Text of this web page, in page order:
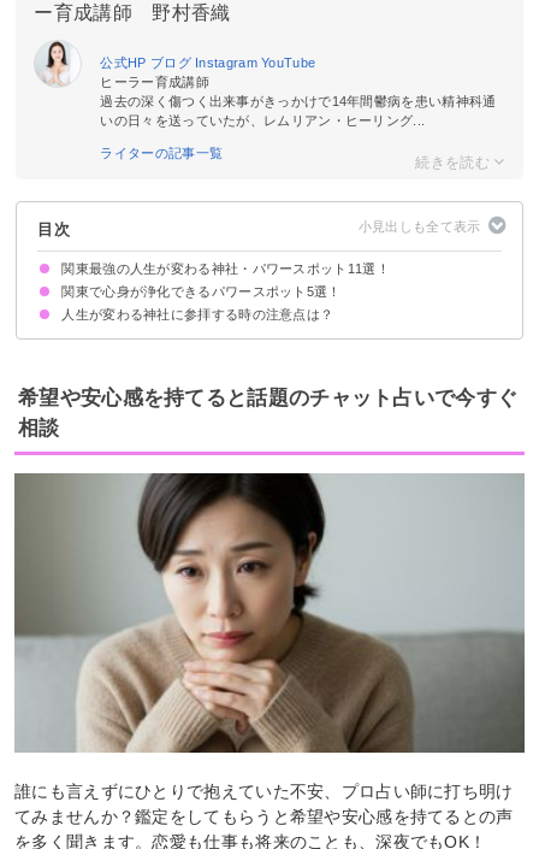
ー育成講師 野村香織
公式HP ブログ InstagramYouTube
ヒーラー育成講師
過去の深く傷つく出来事がきっかけで14年間鬱病を患い精神科通
いの日々を送っていたが、レムリアン・ヒーリング...
ライターの記事一覧
目次
関東最強の人生が変わる神社・パワースポット11選！
①三峯神社：埼玉県
②氷川神社：埼玉県
③東京大神宮：東京都
④小網神社：東京都
⑤鶴岡八幡宮：神奈川県
⑥寒川神社：神奈川県
⑦日光二荒山神社：栃木県
⑧赤城神社：群馬県
⑨香取神宮：千葉県
⑩鹿島神宮：茨城県
⑪大洗磯前神社：茨城県
関東で心身が浄化できるパワースポット5選！
①神戸岩（かのといわ）：東京都
②不二洞：群馬県
③亀岩の洞窟（濃溝の滝）：千葉県
④袋田の滝：茨城県
⑤吹割の滝：群馬県
人生が変わる神社に参拝する時の注意点は？
お参りしてはいけない日は避ける
正しい参拝方法を守る
夜には参拝しないようにする
願いが叶ったから必ずお礼参りをする
希望や安心感を持てると話題のチャット占いで今すぐ
相談
誰にも言えずにひとりで抱えていた不安、プロ占い師に打ち明け
てみませんか？鑑定をしてもらうと希望や安心感を持てるとの声
を多く聞きます。恋愛も仕事も将来のことも、深夜でもOK！